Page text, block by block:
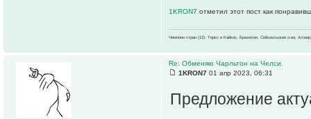
1KRON7 отметил этот пост как
Чемпион стран (12): Теркс и Кайкос, Бразилия, Сейшельские о-ва,
Re: Обменяю Чарльтон на Челси.
1KRON7 01 апр 2023, 06:31
Предложение